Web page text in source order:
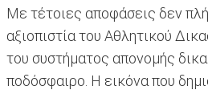
Με τέτοιες αποφάσεις δεν
αξιοπιστία του Αθλητικού
του συστήματος απονομής
ποδόσφαιρο. Η εικόνα που